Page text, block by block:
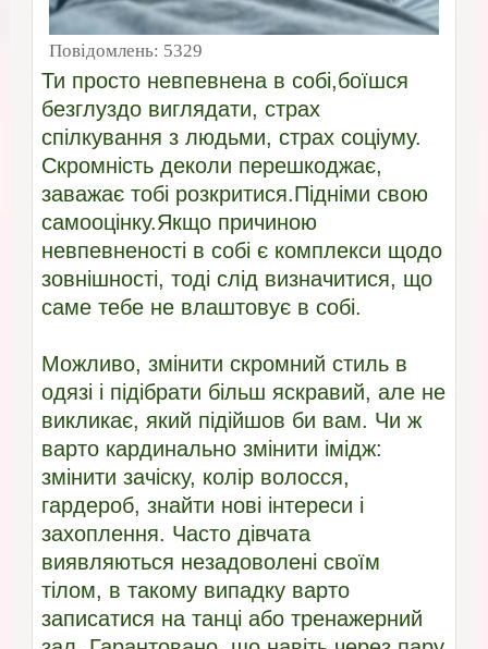
Повідомлень: 5329
Ти просто невпевнена в собі,боїшся
безглуздо виглядати, страх
спілкування з людьми, страх соціуму.
Скромність деколи перешкоджає,
заважає тобі розкритися.Підніми свою
самооцінку.Якщо причиною
невпевненості в собі є комплекси щодо
зовнішності, тоді слід визначитися, що
саме тебе не влаштовує в собі.
Можливо, змінити скромний стиль в
одязі і підібрати більш яскравий, але не
викликає, який підійшов би вам. Чи ж
варто кардинально змінити імідж:
змінити зачіску, колір волосся,
гардероб, знайти нові інтереси і
захоплення. Часто дівчата
виявляються незадоволені своїм
тілом, в такому випадку варто
записатися на танці або тренажерний